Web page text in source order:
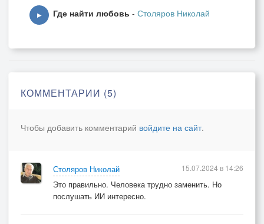
▶ Где найти любовь - Столяров Николай
КОММЕНТАРИИ (5)
Чтобы добавить комментарий войдите на сайт.
Столяров Николай
Это правильно. Человека трудно заменить. Но
послушать ИИ интересно.
15.07.2024 в 14:26